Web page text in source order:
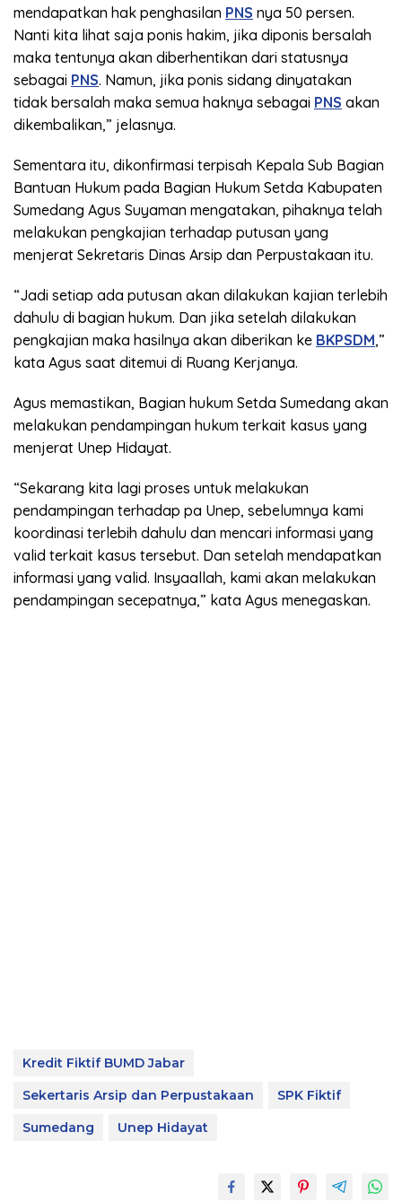
mendapatkan hak penghasilan PNS nya 50 persen.
Nanti kita lihat saja ponis hakim, jika diponis bersalah
maka tentunya akan diberhentikan dari statusnya
sebagai PNS. Namun, jika ponis sidang dinyatakan
tidak bersalah maka semua haknya sebagai PNS akan
dikembalikan,” jelasnya.
Sementara itu, dikonfirmasi terpisah Kepala Sub Bagian
Bantuan Hukum pada Bagian Hukum Setda Kabupaten
Sumedang Agus Suyaman mengatakan, pihaknya telah
melakukan pengkajian terhadap putusan yang
menjerat Sekretaris Dinas Arsip dan Perpustakaan itu.
“Jadi setiap ada putusan akan dilakukan kajian terlebih
dahulu di bagian hukum. Dan jika setelah dilakukan
pengkajian maka hasilnya akan diberikan ke BKPSDM,”
kata Agus saat ditemui di Ruang Kerjanya.
Agus memastikan, Bagian hukum Setda Sumedang akan
melakukan pendampingan hukum terkait kasus yang
menjerat Unep Hidayat.
“Sekarang kita lagi proses untuk melakukan
pendampingan terhadap pa Unep, sebelumnya kami
koordinasi terlebih dahulu dan mencari informasi yang
valid terkait kasus tersebut. Dan setelah mendapatkan
informasi yang valid. Insyaallah, kami akan melakukan
pendampingan secepatnya,” kata Agus menegaskan.
Kredit Fiktif BUMD Jabar
Sekertaris Arsip dan Perpustakaan
SPK Fiktif
Sumedang
Unep Hidayat